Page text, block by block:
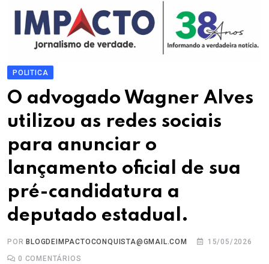
POLITICA
O advogado Wagner Alves
utilizou as redes sociais
para anunciar o
lançamento oficial de sua
pré-candidatura a
deputado estadual.
POR BLOGDEIMPACTOCONQUISTA@GMAIL.COM
15/05/2026
0 COMENTÁRIOS